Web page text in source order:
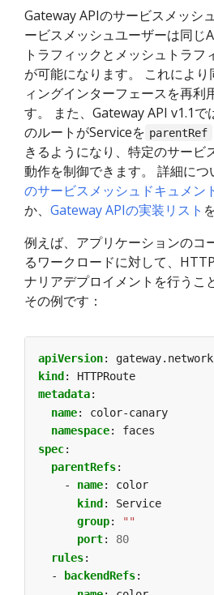
Gateway APIのサービスメッシ
ービスメッシュユーザーは同じ
トラフィックとメッシュトラフ
が可能になります。 これによ
ィングインターフェースを再利
す。 また、Gateway API v1.1
のルートがServiceを parentRef
きるようになり、特定のサービ
動作を制御できます。 詳細につ
のサービスメッシュドキュメン
か、 Gateway APIの実装リスト
例えば、アプリケーションのコ
るワークロードに対して、
ナリアデプロイメントを行うこ
その例です：
apiVersion:
kind :
HTTPRoute
metadata:
name:
color-canary
namespace:
faces
spec:
parentRefs:
- name:
color
kind :
Service
group:
""
port:
80
rules:
-
backendRefs: